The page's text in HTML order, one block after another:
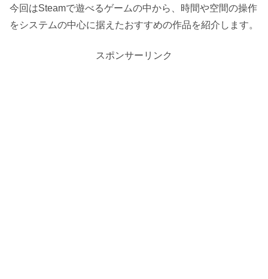
今回はSteamで遊べるゲームの中から、時間や空間の操作
をシステムの中心に据えたおすすめの作品を紹介します。
スポンサーリンク